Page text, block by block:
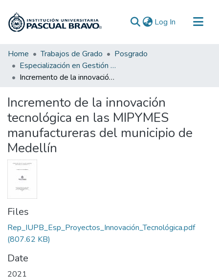
Log In (current)
Communities & Collections
All of DSpace
Statistics
Home Trabajos de Grado
Posgrado
Especialización en Gestión de Proyectos
Incremento de la innovación tecnológica en las MIPYMES manufactureras del municipio de Medellín
Incremento de la innovación
tecnológica en las MIPYMES
manufactureras del municipio de
Medellín
Files
Rep_IUPB_Esp_Proyectos_Innovación_Tecnológica.pdf
(807.62 KB)
Date
2021